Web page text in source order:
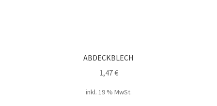
ABDECKBLECH
1,47€
inkl. 19 % MwSt.